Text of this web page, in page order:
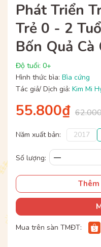
Phát Triển
Trẻ 0 - 2
Bốn Quả Cà
Độ tuổi: 0+
Hình thức bìa: Bìa cứng
Tác giả/ Dịch giả: Kim Mi
55.800₫
Năm xuất bản: 2017
Số lượng:
Mua trên sàn TMĐT: